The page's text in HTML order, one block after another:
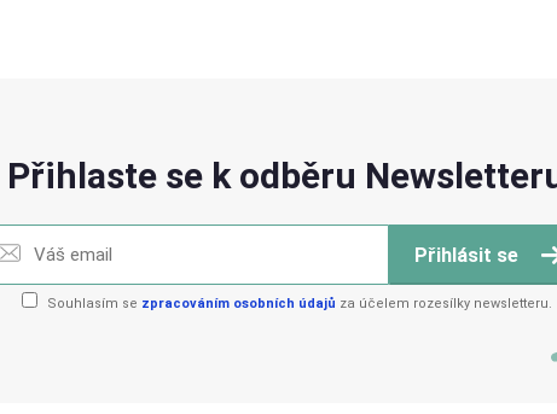
Přihlaste se k odběru
Přihlásit se
Souhlasím se zpracováním osobních údajů za účelem rozesílky newsletteru.